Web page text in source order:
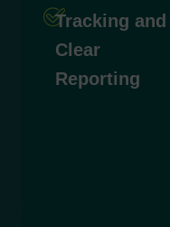
Tracking and
Clear
Reporting